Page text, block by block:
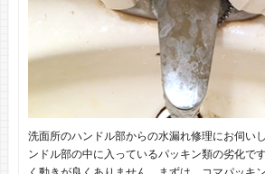
洗面所のハンドル部からの水漏れ修理にお伺い
ンドル部の中に入っているパッキン類の劣化で